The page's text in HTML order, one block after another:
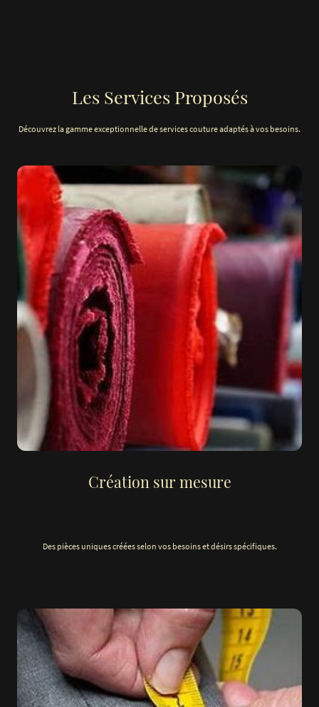
Les Services Proposés
Découvrez la gamme exceptionnelle de services couture adaptés à vos besoins.
Création sur mesure
Des pièces uniques créées selon vos besoins et désirs spécifiques.